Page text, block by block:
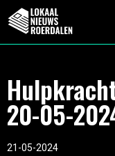
20-05-
21-05-2024